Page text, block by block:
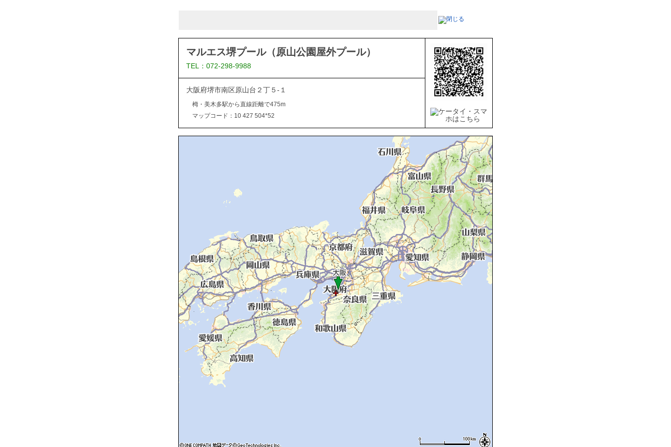
マルエス堺プール（原山公園屋外プール）
TEL：072-298-9988
大阪府堺市南区原山台２丁５-１
栂・美木多駅から直線距離で475m
マップコード：10 427 504*52